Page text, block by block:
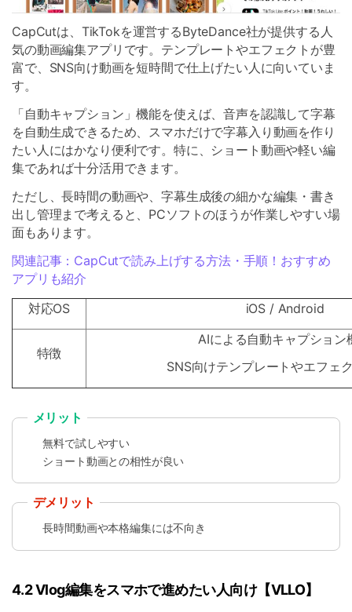
CapCutは、TikTokを運営するByteDance社が提供する人
気の動画編集アプリです。テンプレートやエフェクトが豊
富で、SNS向け動画を短時間で仕上げたい人に向いていま
す。
「自動キャプション」機能を使えば、音声を認識して字幕
を自動生成できるため、スマホだけで字幕入り動画を作り
たい人にはかなり便利です。特に、ショート動画や軽い編
集であれば十分活用できます。
ただし、長時間の動画や、字幕生成後の細かな編集・書き
出し管理まで考えると、PCソフトのほうが作業しやすい場
面もあります。
関連記事：CapCutで読み上げする方法・手順！おすすめ
アプリも紹介
対応OS
iOS / Android
特徴
AIによる自動キャプション
SNS向けテンプレートやエフェ
メリット
無料で試しやすい
ショート動画との相性が良い
デメリット
長時間動画や本格編集には不向き
4.2 Vlog編集をスマホで進めたい人向け【VLLO】